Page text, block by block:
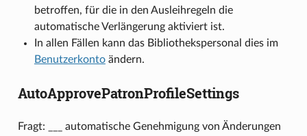
betroffen, für die in den Ausleihregeln die
automatische Verlängerung aktiviert ist.
In allen Fällen kann das Bibliothekspersonal dies im
Benutzerkontoändern.
AutoApprovePatronProfileSettings
Fragt: ___ automatische Genehmigung von Änderungen